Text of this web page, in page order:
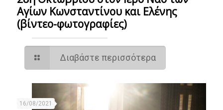
Αγίων Κωνσταντίνου και Ελένης
(βίντεο-φωτογραφίες)
Διαβάστε περισσότερα
16/08/2021